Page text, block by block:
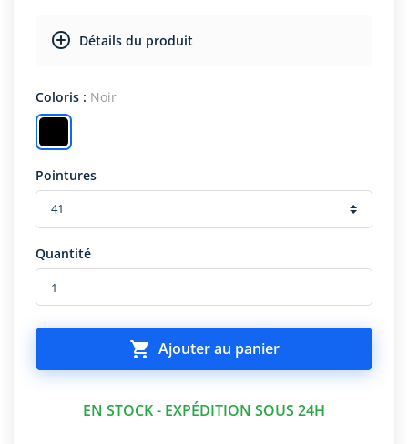
Détails du produit
Coloris : Noir
Pointures
Quantité
 Ajouter au panier
EN STOCK - EXPÉDITION SOUS 24H